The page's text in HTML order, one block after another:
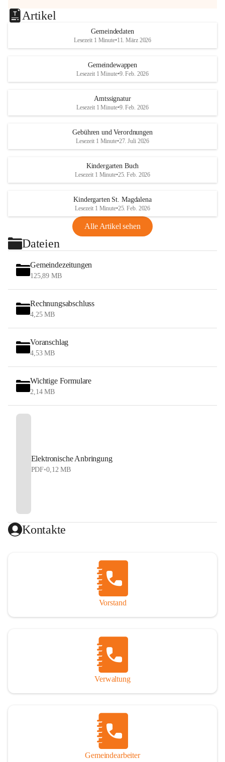
Artikel
Gemeindedaten
Lesezeit 1 Minute•11. März 2026
Gemeindewappen
Lesezeit 1 Minute•9. Feb. 2026
Amtssignatur
Lesezeit 1 Minute•9. Feb. 2026
Gebühren und Verordnungen
Lesezeit 1 Minute•27. Juli 2026
Kindergarten Buch
Lesezeit 1 Minute•25. Feb. 2026
Kindergarten St. Magdalena
Lesezeit 1 Minute•25. Feb. 2026
Alle Artikel sehen
Dateien
Gemeindezeitungen
125,89 MB
Rechnungsabschluss
4,25 MB
Voranschlag
4,53 MB
Wichtige Formulare
2,14 MB
Elektronische Anbringung
PDF•0,12 MB
Kontakte
Vorstand
Verwaltung
Gemeindearbeiter